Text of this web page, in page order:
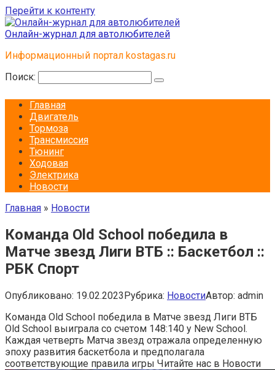
Перейти к контенту
Онлайн-журнал для автолюбителей
Информационный портал kostagas.ru
Поиск:
Главная
Двигатель
Тормоза
Трансмиссия
Тюнинг
Ходовая
Электрика
Новости
Главная » Новости
Команда Old School победила в
Матче звезд Лиги ВТБ :: Баскетбол ::
РБК Спорт
Опубликовано: 19.02.2023Рубрика: НовостиАвтор: admin
Команда Old School победила в Матче звезд Лиги ВТБ
Old School выиграла со счетом 148:140 у New School.
Каждая четверть Матча звезд отражала определенную
эпоху развития баскетбола и предполагала
соответствующие правила игры Читайте нас в Новости